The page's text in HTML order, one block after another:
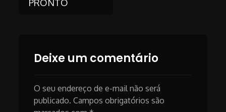
PRONTO
Deixe um comentário
O seu endereço de e-mail não será
publicado. Campos obrigatórios são